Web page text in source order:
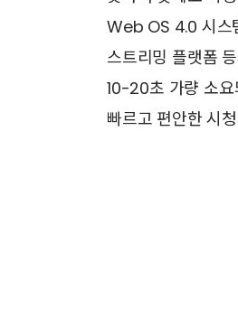
Web OS 4.0 시스
스트리밍 플랫폼
10-20초 가량 소요
빠르고 편안한 시